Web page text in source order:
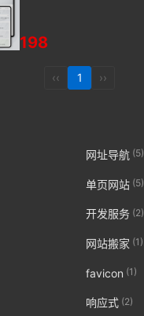
198
‹‹ 1 ››
网址导航(5)
单页网站(5)
开发服务(2)
网站搬家 (1)
favicon (1)
响应式(2)